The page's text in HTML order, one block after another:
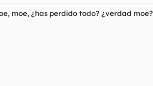
moe, ¿has perdido todo? ¿verdad moe?